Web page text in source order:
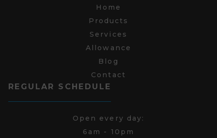
Home
Products
Services
Allowance
Blog
Contact
REGULAR SCHEDULE
Open every day:
6am - 10pm